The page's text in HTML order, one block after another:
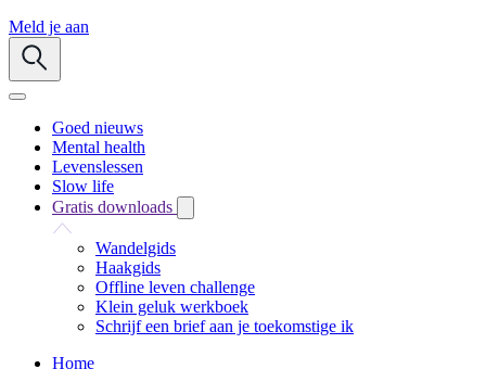
Meld je aan
Goed nieuws
Mental health
Levenslessen
Slow life
Gratis downloads
Wandelgids
Haakgids
Offline leven challenge
Klein geluk werkboek
Schrijf een brief aan je toekomstige ik
Home